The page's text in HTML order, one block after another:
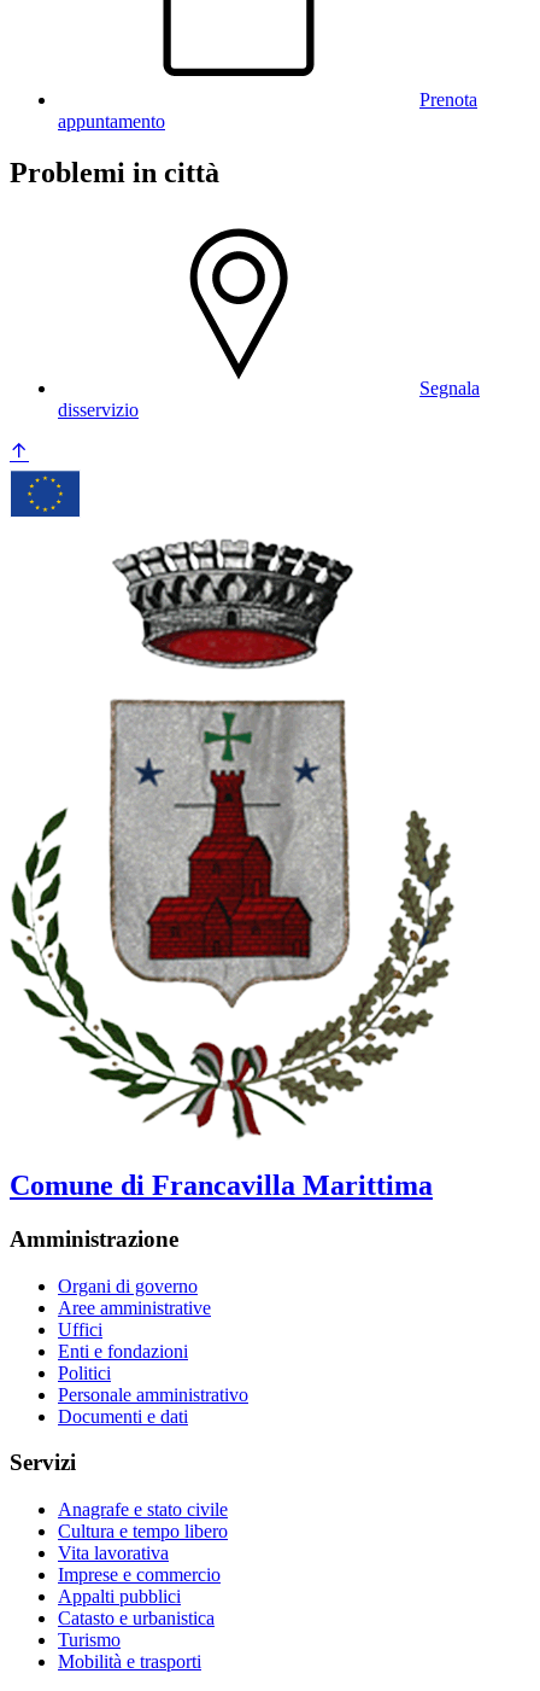
Prenota
appuntamento
Problemi in città
Segnala
disservizio
Comune di Francavilla Marittima
Amministrazione
Organi di governo
Aree amministrative
Uffici
Enti e fondazioni
Politici
Personale amministrativo
Documenti e dati
Servizi
Anagrafe e stato civile
Cultura e tempo libero
Vita lavorativa
Imprese e commercio
Appalti pubblici
Catasto e urbanistica
Turismo
Mobilità e trasporti